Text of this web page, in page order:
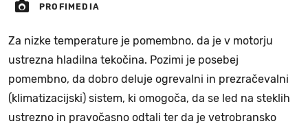
PROFIMEDIA
Za nizke temperature je pomembno, da je v motorju
ustrezna hladilna tekočina. Pozimi je posebej
pomembno, da dobro deluje ogrevalni in prezračevalni
(klimatizacijski) sistem, ki omogoča, da se led na steklih
ustrezno in pravočasno odtali ter da je vetrobransko